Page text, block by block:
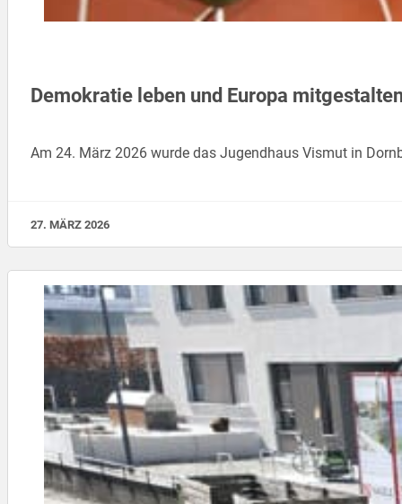
Demokratie leben und Europa
Am 24. März 2026 wurde das Jugendhaus Vismut in
27. MÄRZ 2026